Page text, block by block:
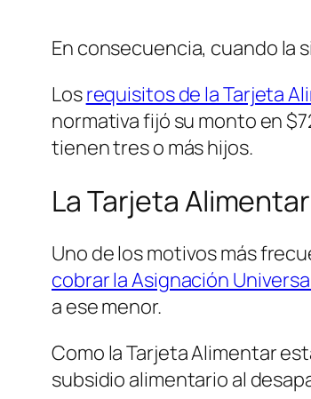
En consecuencia, cuando la
Losrequisitos de la Tarjeta
normativa fijó su monto en
tienen tres o más hijos.
La Tarjeta
Uno de los motivos más
cobrar la Asignación
a ese menor.
Como la Tarjeta Alimentar
subsidio alimentario al